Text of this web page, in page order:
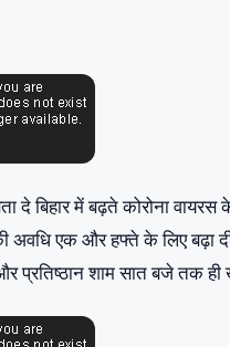
फैसला लिया गया। नीतीश ने